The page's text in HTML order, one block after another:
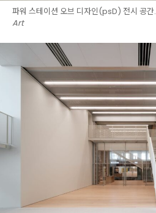
파워 스테이션 오브 디자인(psD) 전시 공간.
Art